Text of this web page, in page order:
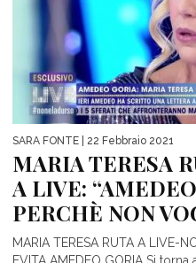
SARA FONTE | 22 Febbraio 2021
MARIA TERESA
A LIVE:
PERCHÈ NON
MARIA TERESA RUTA A LIVE-